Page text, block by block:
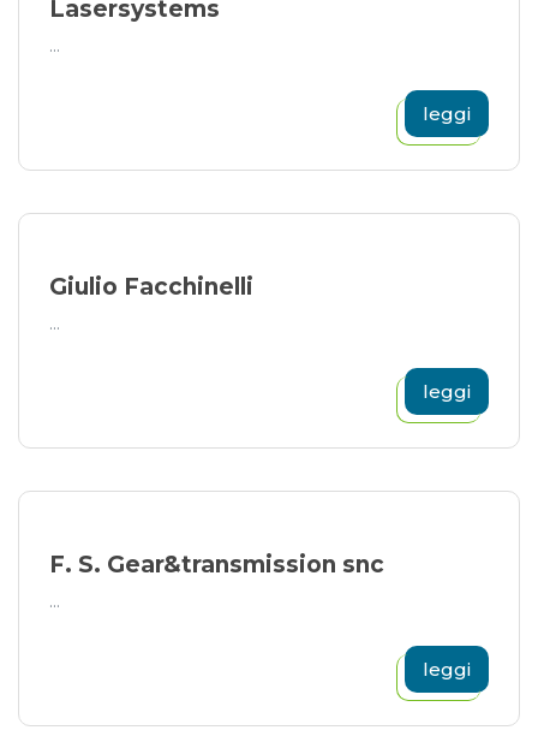
Lasersystems
...
leggi
Giulio Facchinelli
...
leggi
F. S. Gear&transmission snc
...
leggi